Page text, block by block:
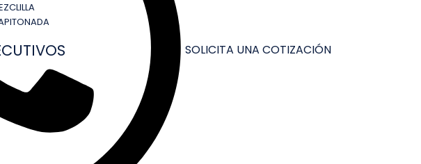
SOLICITA UNA COTIZACIÓN